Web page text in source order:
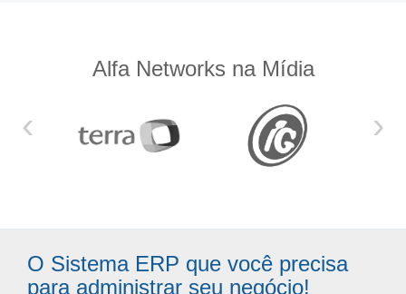
Alfa Networks na Mídia
‹ ›
O Sistema ERP que você precisa
para administrar seu negócio!